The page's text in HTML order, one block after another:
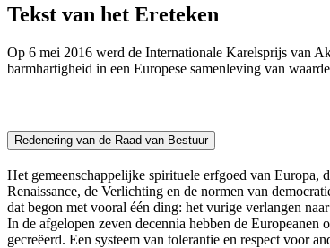
Tekst van het Ereteken
Op 6 mei 2016 werd de Internationale Karelsprijs van
barmhartigheid in een Europese samenleving van
Redenering van de Raad van Bestuur
Het gemeenschappelijke spirituele erfgoed van
Renaissance, de Verlichting en de normen van
dat begon met vooral één ding: het vurige verlangen
In de afgelopen zeven decennia hebben de
gecreëerd. Een systeem van tolerantie en respect voor